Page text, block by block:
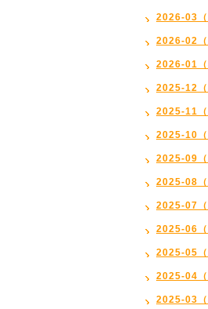
2026-03（
2026-02（
2026-01（
2025-12（
2025-11（
2025-10（
2025-09（
2025-08（
2025-07（
2025-06（
2025-05（
2025-04（
2025-03（